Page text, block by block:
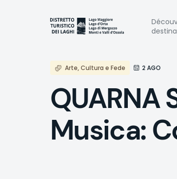
Arte, Cultura e Fede 2 AGO
QUARNA
Musica: